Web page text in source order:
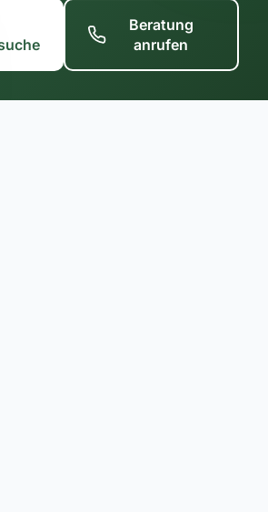
Beratung
anrufen